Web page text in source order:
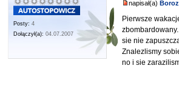
Posty: 4
Dołączył(a): 04.07.2007
napisał(a)
Pierwsze
sie nie
Znalezlismy
no i sie